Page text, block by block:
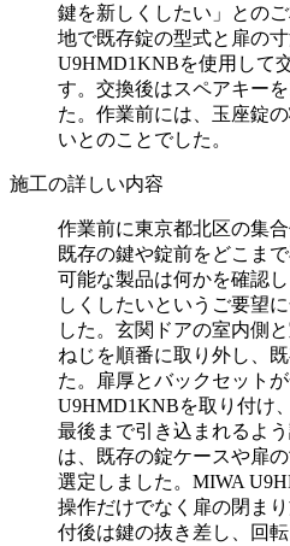
鍵を新しくしたい」との
地で既存錠の型式と扉の
U9HMD1KNBを使用して
す。交換後はスペアキー
た。作業前には、玉座錠
いとのことでした。
施工の詳しい内容
作業前に東京都北区の集
既存の鍵や錠前をどこま
可能な製品は何かを確認
しくしたいというご要望
した。玄関ドアの室内側
ねじを順番に取り外し、
た。扉厚とバックセット
U9HMD1KNBを取り付け
最後まで引き込まれるよ
は、既存の錠ケースや扉
選定しました。MIWA
操作だけでなく扉の閉ま
付後は鍵の抜き差し、回